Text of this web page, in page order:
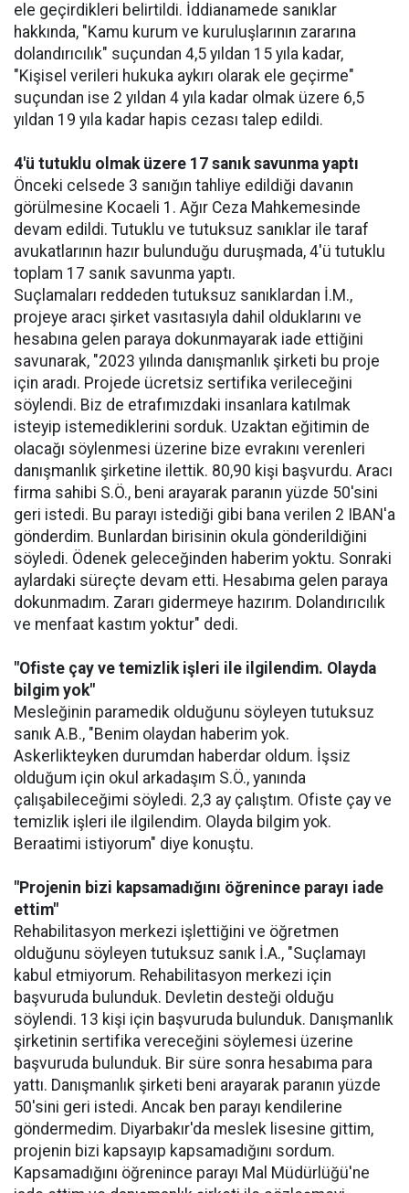
ele geçirdikleri belirtildi. İddianamede sanıklar
hakkında, "Kamu kurum ve kuruluşlarının zararına
dolandırıcılık" suçundan 4,5 yıldan 15 yıla kadar,
"Kişisel verileri hukuka aykırı olarak ele geçirme"
suçundan ise 2 yıldan 4 yıla kadar olmak üzere 6,5
yıldan 19 yıla kadar hapis cezası talep edildi.
4'ü tutuklu olmak üzere 17 sanık savunma yaptı
Önceki celsede 3 sanığın tahliye edildiği davanın
görülmesine Kocaeli 1. Ağır Ceza Mahkemesinde
devam edildi. Tutuklu ve tutuksuz sanıklar ile taraf
avukatlarının hazır bulunduğu duruşmada, 4'ü tutuklu
toplam 17 sanık savunma yaptı.
Suçlamaları reddeden tutuksuz sanıklardan İ.M.,
projeye aracı şirket vasıtasıyla dahil olduklarını ve
hesabına gelen paraya dokunmayarak iade ettiğini
savunarak, "2023 yılında danışmanlık şirketi bu proje
için aradı. Projede ücretsiz sertifika verileceğini
söylendi. Biz de etrafımızdaki insanlara katılmak
isteyip istemediklerini sorduk. Uzaktan eğitimin de
olacağı söylenmesi üzerine bize evrakını verenleri
danışmanlık şirketine ilettik. 80,90 kişi başvurdu. Aracı
firma sahibi S.Ö., beni arayarak paranın yüzde 50'sini
geri istedi. Bu parayı istediği gibi bana verilen 2 IBAN'a
gönderdim. Bunlardan birisinin okula gönderildiğini
söyledi. Ödenek geleceğinden haberim yoktu. Sonraki
aylardaki süreçte devam etti. Hesabıma gelen paraya
dokunmadım. Zararı gidermeye hazırım. Dolandırıcılık
ve menfaat kastım yoktur" dedi.
"Ofiste çay ve temizlik işleri ile ilgilendim. Olayda
bilgim yok"
Mesleğinin paramedik olduğunu söyleyen tutuksuz
sanık A.B., "Benim olaydan haberim yok.
Askerlikteyken durumdan haberdar oldum. İşsiz
olduğum için okul arkadaşım S.Ö., yanında
çalışabileceğimi söyledi. 2,3 ay çalıştım. Ofiste çay ve
temizlik işleri ile ilgilendim. Olayda bilgim yok.
Beraatimi istiyorum" diye konuştu.
"Projenin bizi kapsamadığını öğrenince parayı iade
ettim"
Rehabilitasyon merkezi işlettiğini ve öğretmen
olduğunu söyleyen tutuksuz sanık İ.A., "Suçlamayı
kabul etmiyorum. Rehabilitasyon merkezi için
başvuruda bulunduk. Devletin desteği olduğu
söylendi. 13 kişi için başvuruda bulunduk. Danışmanlık
şirketinin sertifika vereceğini söylemesi üzerine
başvuruda bulunduk. Bir süre sonra hesabıma para
yattı. Danışmanlık şirketi beni arayarak paranın yüzde
50'sini geri istedi. Ancak ben parayı kendilerine
göndermedim. Diyarbakır'da meslek lisesine gittim,
projenin bizi kapsayıp kapsamadığını sordum.
Kapsamadığını öğrenince parayı Mal Müdürlüğü'ne